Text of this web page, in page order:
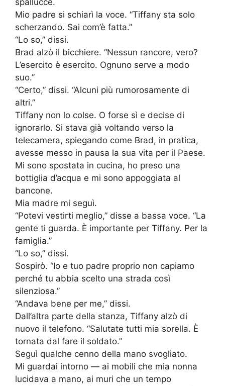
spallucce.
Mio padre si schiarì la voce. “Tiffany sta solo
scherzando. Sai com’è fatta.”
“Lo so,” dissi.
Brad alzò il bicchiere. “Nessun rancore, vero?
L’esercito è esercito. Ognuno serve a modo
suo.”
“Certo,” dissi. “Alcuni più rumorosamente di
altri.”
Tiffany non lo colse. O forse sì e decise di
ignorarlo. Si stava già voltando verso la
telecamera, spiegando come Brad, in pratica,
avesse messo in pausa la sua vita per il Paese.
Mi sono spostata in cucina, ho preso una
bottiglia d’acqua e mi sono appoggiata al
bancone.
Mia madre mi seguì.
“Potevi vestirti meglio,” disse a bassa voce. “La
gente ti guarda. È importante per Tiffany. Per la
famiglia.”
“Lo so,” dissi.
Sospirò. “Io e tuo padre proprio non capiamo
perché tu abbia scelto una strada così
silenziosa.”
“Andava bene per me,” dissi.
Dall’altra parte della stanza, Tiffany alzò di
nuovo il telefono. “Salutate tutti mia sorella. È
tornata dal fare il soldato.”
Seguì qualche cenno della mano svogliato.
Mi guardai intorno — ai mobili che mia nonna
lucidava a mano, ai muri che un tempo